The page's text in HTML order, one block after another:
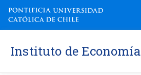
Instituto de Economía